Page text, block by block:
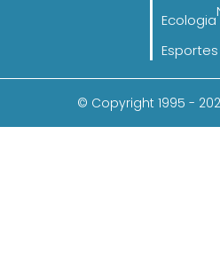
Ecologia
Esportes
© Copyright 1995 -